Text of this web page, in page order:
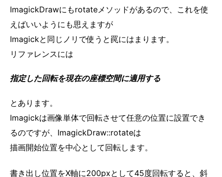
ImagickDrawにもrotateメソッドがあるので、これを使
えばいいようにも思えますが
Imagickと同じノリで使うと罠にはまります。
リファレンスには
指定した回転を現在の座標空間に適用する
とあります。
Imagickは画像単体で回転させて任意の位置に設置でき
るのですが、ImagickDraw::rotateは
描画開始位置を中心として回転します。
書き出し位置をX軸に200pxとして45度回転すると、斜